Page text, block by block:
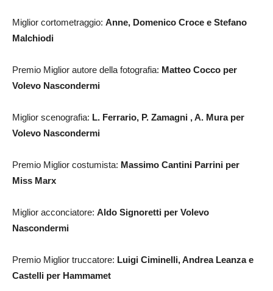
Miglior cortometraggio: Anne, Domenico Croce e Stefano
Malchiodi
Premio Miglior autore della fotografia: Matteo Cocco per
Volevo Nascondermi
Miglior scenografia: L. Ferrario, P. Zamagni , A. Mura per
Volevo Nascondermi
Premio Miglior costumista: Massimo Cantini Parrini per
Miss Marx
Miglior acconciatore: Aldo Signoretti per Volevo
Nascondermi
Premio Miglior truccatore: Luigi Ciminelli, Andrea Leanza e
Castelli per Hammamet